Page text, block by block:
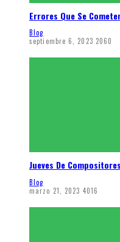
Errores Que Se
Blog
septiembre 6, 2023 2060
Jueves De Compositores
Blog
marzo 21, 2023 4016